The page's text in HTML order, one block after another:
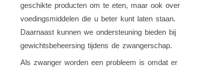
geschikte producten om te eten, maar ook over
voedingsmiddelen die u beter kunt laten staan.
Daarnaast kunnen we ondersteuning bieden bij
gewichtsbeheersing tijdens de zwangerschap.
Als zwanger worden een probleem is omdat er